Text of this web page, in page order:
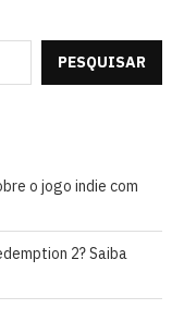
PESQUISAR
o jogo indie com
2? Saiba